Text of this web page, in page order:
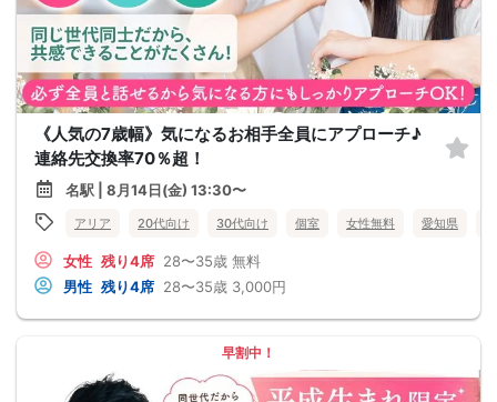
《人気の7歳幅》気になるお相手全員にアプローチ♪
連絡先交換率70％超！
名駅 | 8月14日(金) 13:30〜
アリア 20代向け 30代向け 個室 女性無料 愛知県
女性 残り4席 28〜35歳 無料
男性 残り4席 28〜35歳 3,000円
早割中！